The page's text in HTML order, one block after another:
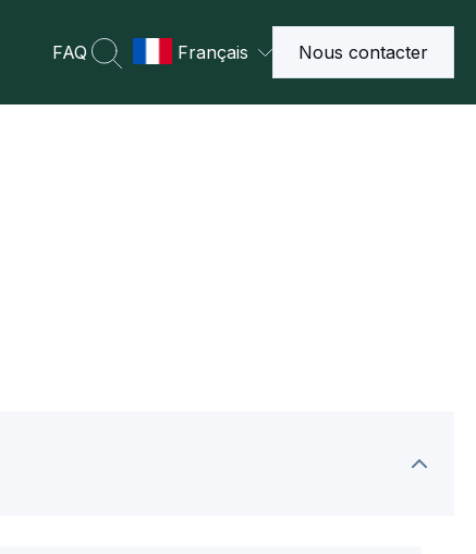
FAQ Français Nous contacter